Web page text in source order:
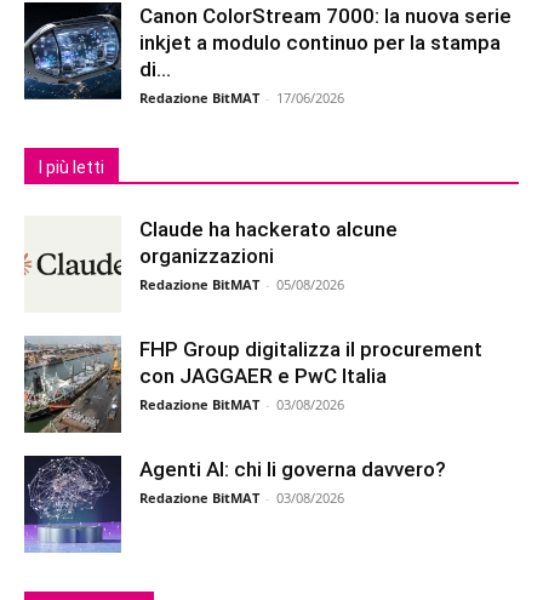
Canon ColorStream 7000: la nuova serie
inkjet a modulo continuo per la stampa
di...
Redazione BitMAT - 17/06/2026
I più letti
Claude ha hackerato alcune
organizzazioni
Redazione BitMAT - 05/08/2026
FHP Group digitalizza il procurement
con JAGGAER e PwC Italia
Redazione BitMAT - 03/08/2026
Agenti AI: chi li governa davvero?
Redazione BitMAT - 03/08/2026